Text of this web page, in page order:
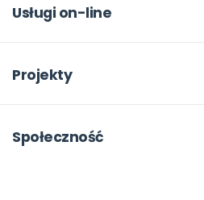
Dla autorów
Odbiory i kontakt
Rabat dla przedszkoli
Online
Dla rad pedagogicznych
18. FORUM
Usługi on-line
Moja Płytoteka
Kiosk online
Projekty
Kumpelkowo
Społeczność